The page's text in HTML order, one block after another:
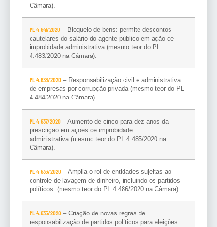
Câmara).
PL 4.641/2020 – Bloqueio de bens: permite descontos
cautelares do salário do agente público em ação de
improbidade administrativa (mesmo teor do PL
4.483/2020 na Câmara).
PL 4.638/2020 – Responsabilização civil e administrativa
de empresas por corrupção privada (mesmo teor do PL
4.484/2020 na Câmara).
PL 4.637/2020 – Aumento de cinco para dez anos da
prescrição em ações de improbidade
administrativa (mesmo teor do PL 4.485/2020 na
Câmara).
PL 4.636/2020 – Amplia o rol de entidades sujeitas ao
controle de lavagem de dinheiro, incluindo os partidos
políticos (mesmo teor do PL 4.486/2020 na Câmara).
PL 4.635/2020 – Criação de novas regras de
responsabilização de partidos políticos para eleições